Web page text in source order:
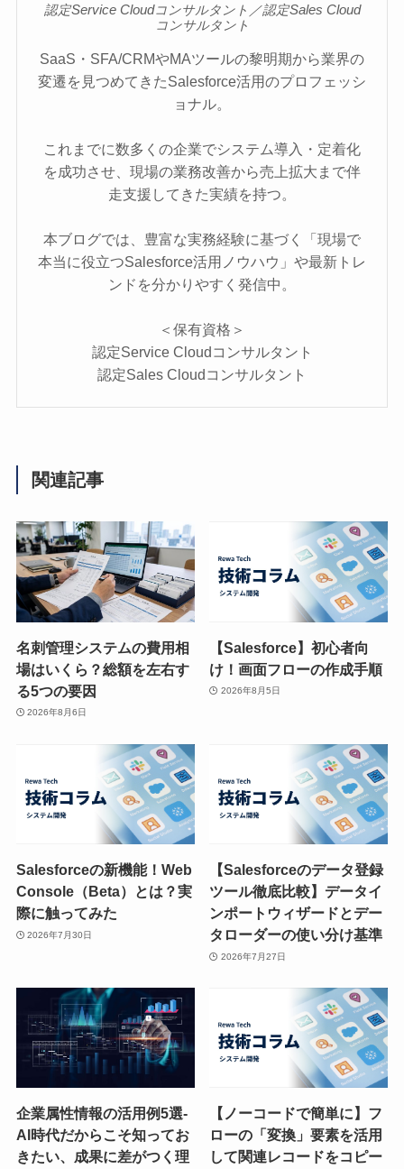
認定Service Cloudコンサルタント／認定Sales Cloud
コンサルタント
SaaS・SFA/CRMやMAツールの黎明期から業界の
変遷を見つめてきたSalesforce活用のプロフェッシ
ョナル。
これまでに数多くの企業でシステム導入・定着化
を成功させ、現場の業務改善から売上拡大まで伴
走支援してきた実績を持つ。
本ブログでは、豊富な実務経験に基づく「現場で
本当に役立つSalesforce活用ノウハウ」や最新トレ
ンドを分かりやすく発信中。
＜保有資格＞
認定Service Cloudコンサルタント
認定Sales Cloudコンサルタント
関連記事
名刺管理システムの費用相
場はいくら？総額を左右す
る5つの要因
2026年8月6日
【Salesforce】初心者向
け！画面フローの作成手順
2026年8月5日
Salesforceの新機能！Web
Console（Beta）とは？実
際に触ってみた
2026年7月30日
【Salesforceのデータ登録
ツール徹底比較】データイ
ンポートウィザードとデー
タローダーの使い分け基準
2026年7月27日
企業属性情報の活用例5選-
AI時代だからこそ知ってお
きたい、成果に差がつく理
【ノーコードで簡単に】フ
ローの「変換」要素を活用
して関連レコードをコピー